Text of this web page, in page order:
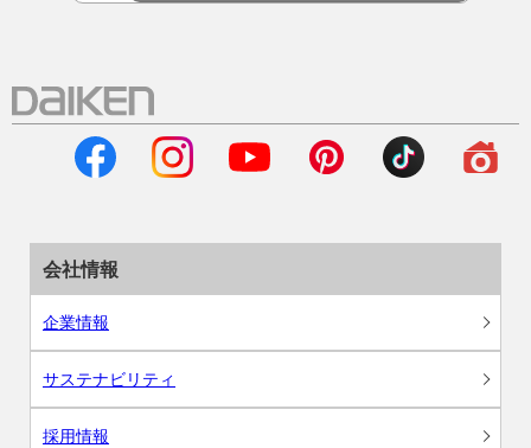
会社情報
企業情報
サステナビリティ
採用情報